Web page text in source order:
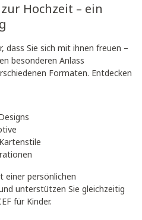
Hochzeit – ein
dass Sie sich mit ihnen freuen –
besonderen Anlass
Formaten. Entdecken
einer persönlichen
unterstützen Sie gleichzeitig
für Kinder.